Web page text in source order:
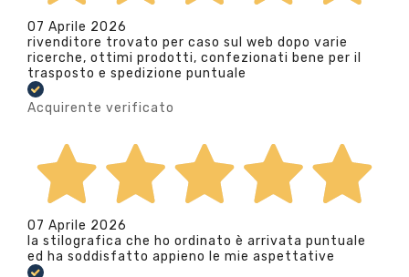
07 Aprile 2026
rivenditore trovato per caso sul web dopo varie
ricerche, ottimi prodotti, confezionati bene per il
trasposto e spedizione puntuale
Acquirente verificato
07 Aprile 2026
la stilografica che ho ordinato è arrivata puntuale
ed ha soddisfatto appieno le mie aspettative